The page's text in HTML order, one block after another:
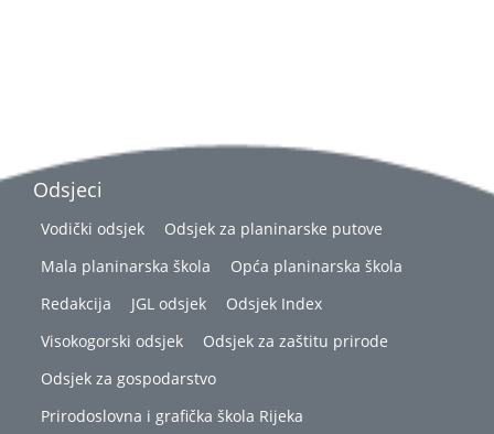
Odsjeci
Vodički odsjek
Odsjek za planinarske putove
Mala planinarska škola
Opća planinarska škola
Redakcija
JGL odsjek
Odsjek Index
Visokogorski odsjek
Odsjek za zaštitu prirode
Odsjek za gospodarstvo
Prirodoslovna i grafička škola Rijeka